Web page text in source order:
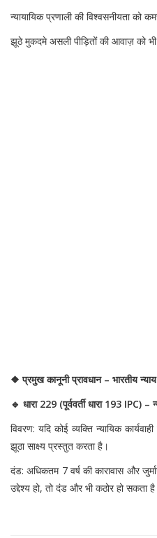
न्यायायिक प्रणाली की विश्वसनीयता को
झूठे मुकदमे असली पीड़ितों की आवाज़ को
❖ प्रमुख कानूनी प्रावधान – भारतीय
🔹 धारा 229 (पूर्ववर्ती धारा 193 IPC) –
विवरण: यदि कोई व्यक्ति न्यायिक
झूठा साक्ष्य प्रस्तुत करता है।
दंड: अधिकतम 7 वर्ष की कारावास और
उद्देश्य हो, तो दंड और भी कठोर हो सकता